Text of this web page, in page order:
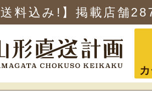
送料込み!】掲載店舗